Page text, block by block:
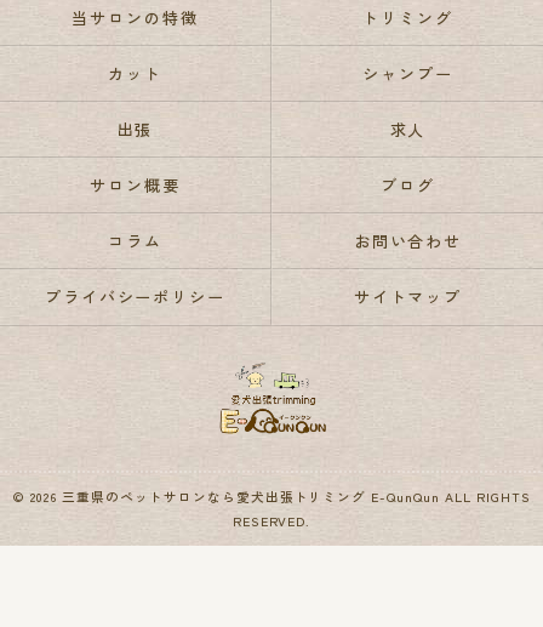
当サロンの特徴 トリミング
カット シャンプー
出張 求人
サロン概要 ブログ
コラム お問い合わせ
プライバシーポリシー サイトマップ
© 2026 三重県のペットサロンなら愛犬出張トリミング E-QunQun ALL RIGHTS
RESERVED.